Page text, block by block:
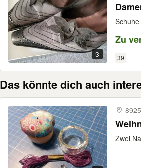
3
Zu
39
Das könnte dich auch
Zwei